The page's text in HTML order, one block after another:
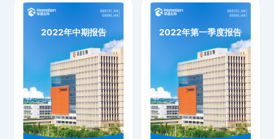
2022年中期报告
2022年中期报告
下载
2022年第一季度报告
2022年第一季度报告
下载